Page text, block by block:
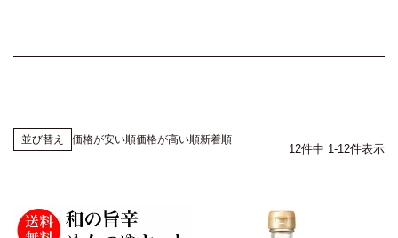
並び替え 価格が安い順価格が高い順新着順
12件中 1 -12件表示